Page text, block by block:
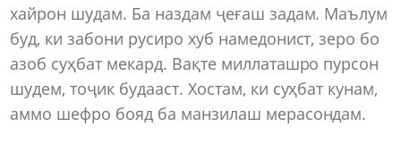
хайрон шудам. Ба наздам ҷеғаш задам. Маълум
буд, ки забони русиро хуб намедонист, зеро бо
азоб суҳбат мекард. Вақте миллаташро пурсон
шудем, тоҷик будааст. Хостам, ки суҳбат кунам,
аммо шефро бояд ба манзилаш мерасондам.